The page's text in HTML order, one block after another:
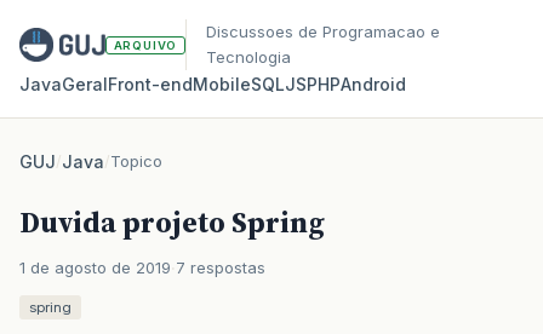
ARQUIVO
Discussoes de Programacao e
Tecnologia
JavaGeralFront‑endMobileSQLJSPHPAndroid
GUJ/Java/Topico
Duvida projeto Spring
1 de agosto de 2019 7 respostas
spring